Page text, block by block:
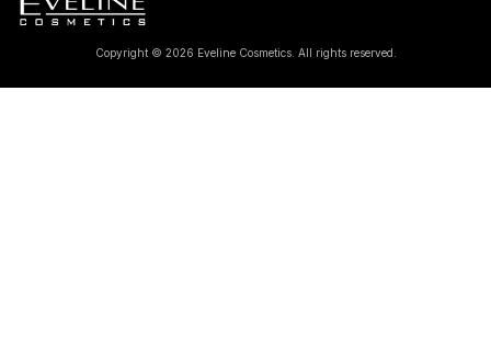
Copyright © 2026 Eveline Cosmetics. All rights reserved.